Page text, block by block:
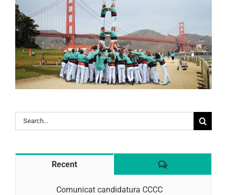
Search
for:
Recent Comentaris
Comunicat candidatura CCCC